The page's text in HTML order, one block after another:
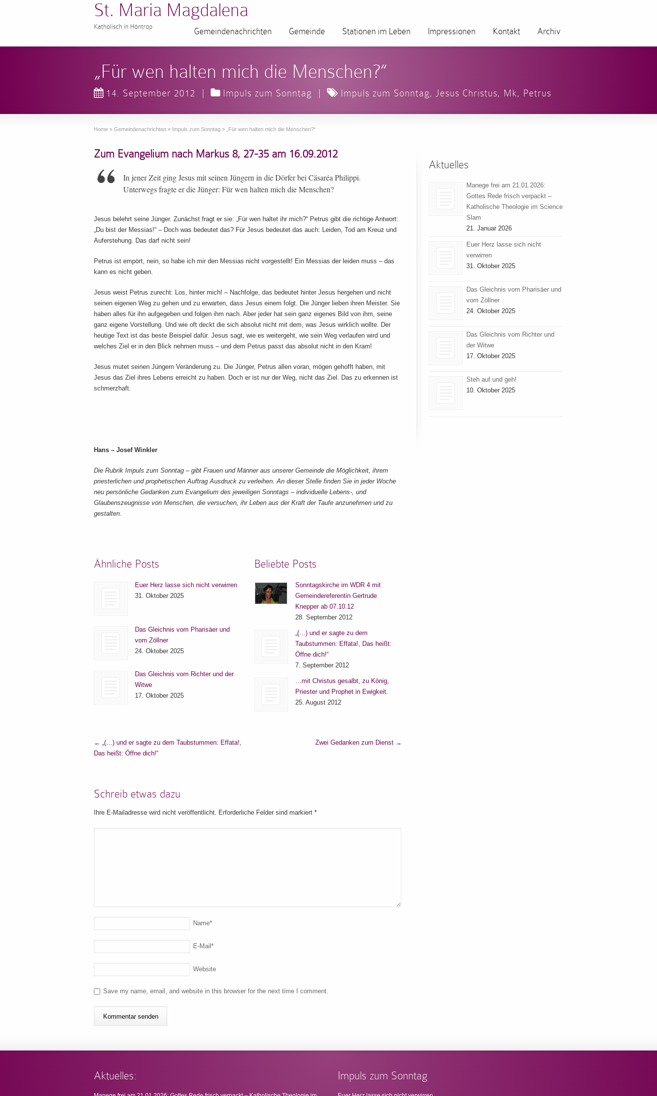
St. Maria Magdalena
Katholisch in Höntrop Gemeindenachrichten Gemeinde Stationen im Leben Impressionen Kontakt Archiv
„Für wen halten mich die Menschen?“
14. September 2012 | Impuls zum Sonntag | Impuls zum Sonntag, Jesus Christus, Mk, Petrus
Home » Gemeindenachrichten » Impuls zum Sonntag » „Für wen halten mich die Menschen?“
Zum Evangelium nach Markus 8, 27-35 am 16.09.2012
In jener Zeit ging Jesus mit seinen Jüngern in die Dörfer bei Cäsaréa Philippi.
Unterwegs fragte er die Jünger: Für wen halten mich die Menschen?
Jesus belehrt seine Jünger. Zunächst fragt er sie: „Für wen haltet ihr mich?“ Petrus gibt die richtige Antwort:
„Du bist der Messias!“ – Doch was bedeutet das? Für Jesus bedeutet das auch: Leiden, Tod am Kreuz und
Auferstehung. Das darf nicht sein!
Petrus ist empört, nein, so habe ich mir den Messias nicht vorgestellt! Ein Messias der leiden muss – das
kann es nicht geben.
Jesus weist Petrus zurecht: Los, hinter mich! – Nachfolge, das bedeutet hinter Jesus hergehen und nicht
seinen eigenen Weg zu gehen und zu erwarten, dass Jesus einem folgt. Die Jünger lieben ihren Meister. Sie
haben alles für ihn aufgegeben und folgen ihm nach. Aber jeder hat sein ganz eigenes Bild von ihm, seine
ganz eigene Vorstellung. Und wie oft deckt die sich absolut nicht mit dem, was Jesus wirklich wollte. Der
heutige Text ist das beste Beispiel dafür. Jesus sagt, wie es weitergeht, wie sein Weg verlaufen wird und
welches Ziel er in den Blick nehmen muss – und dem Petrus passt das absolut nicht in den Kram!
Jesus mutet seinen Jüngern Veränderung zu. Die Jünger, Petrus allen voran, mögen gehofft haben, mit
Jesus das Ziel ihres Lebens erreicht zu haben. Doch er ist nur der Weg, nicht das Ziel. Das zu erkennen ist
schmerzhaft.
Hans – Josef Winkler
Die Rubrik Impuls zum Sonntag – gibt Frauen und Männer aus unserer Gemeinde die Möglichkeit, ihrem
priesterlichen und prophetischen Auftrag Ausdruck zu verleihen. An dieser Stelle finden Sie in jeder Woche
neu persönliche Gedanken zum Evangelium des jeweiligen Sonntags – individuelle Lebens-, und
Glaubenszeugnisse von Menschen, die versuchen, ihr Leben aus der Kraft der Taufe anzunehmen und zu
gestalten.
Ähnliche Posts
Euer Herz lasse sich nicht verwirren
31. Oktober 2025
Das Gleichnis vom Pharisäer und
vom Zöllner
24. Oktober 2025
Das Gleichnis vom Richter und der
Witwe
17. Oktober 2025
Beliebte Posts
Sonntagskirche im WDR 4 mit
Gemeindereferentin Gertrude
Knepper ab 07.10.12
28. September 2012
„(…) und er sagte zu dem
Taubstummen: Effata!, Das heißt:
Öffne dich!“
7. September 2012
…mit Christus gesalbt, zu König,
Priester und Prophet in Ewigkeit.
25. August 2012
←
„(…) und er sagte zu dem Taubstummen: Effata!,
Das heißt: Öffne dich!“
Zwei Gedanken zum Dienst →
Schreib etwas dazu
Ihre E-Mailadresse wird nicht veröffentlicht. Erforderliche Felder sind markiert *
Name*
E-Mail *
Website
Save my name, email, and website in this browser for the next time I comment.
Aktuelles
Manege frei am 21.01.2026:
Gottes Rede frisch verpackt –
Katholische Theologie im Science
Slam
21. Januar 2026
Euer Herz lasse sich nicht
verwirren
31. Oktober 2025
Das Gleichnis vom Pharisäer und
vom Zöllner
24. Oktober 2025
Das Gleichnis vom Richter und
der Witwe
17. Oktober 2025
Steh auf und geh!
10. Oktober 2025
Aktuelles: Impuls zum Sonntag